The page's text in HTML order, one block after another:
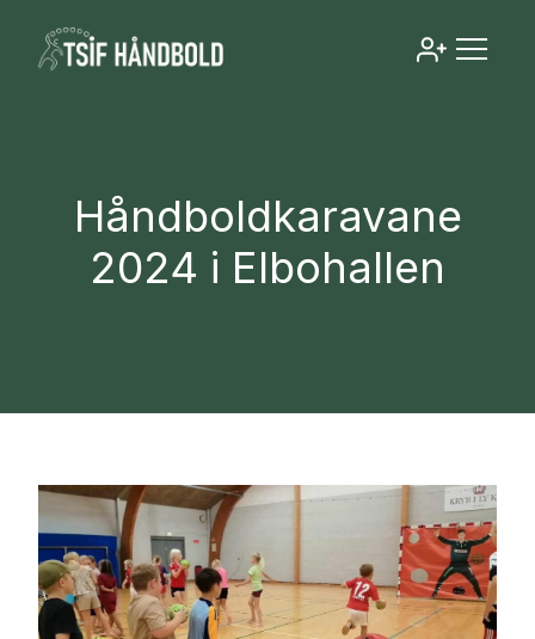
Håndboldkaravane
2024 i Elbohallen